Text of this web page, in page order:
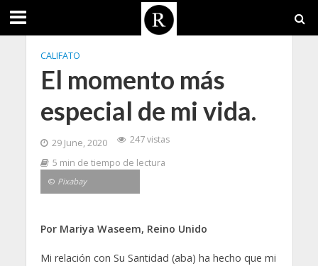
CALIFATO
El momento más
especial de mi vida.
29 June, 2020
247 vistas
5 min de tiempo de lectura
© Pixabay
Por Mariya Waseem, Reino Unido
Mi relación con Su Santidad (aba) ha hecho que mi